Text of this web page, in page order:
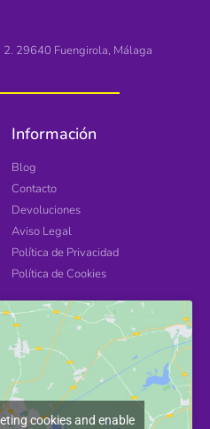
2. 29640 Fuengirola, Málaga
Información
Blog
Contacto
Devoluciones
Aviso Legal
Política de Privacidad
Política de Cookies
cookies and enable